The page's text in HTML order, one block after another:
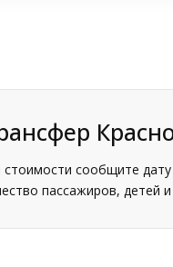
сообщите
пассажиров, детей